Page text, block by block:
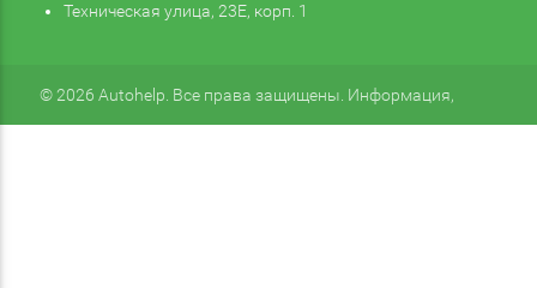
Техническая улица, 23Е, корп. 1
© 2026 Autohelp. Все права защищены. Информация,